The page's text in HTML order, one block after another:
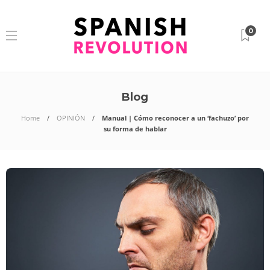
0
Blog
Home OPINIÓN
Manual | Cómo reconocer a un ‘fachuzo’ por
su forma de hablar